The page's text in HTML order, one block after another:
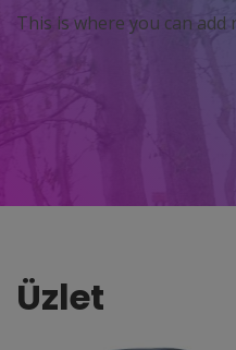
This is where you can
Üzlet